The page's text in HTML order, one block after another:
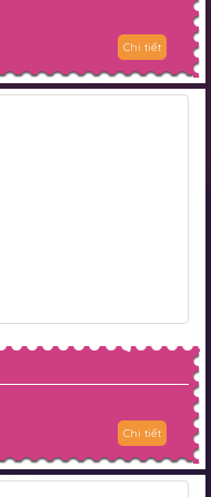
Chi tiết
Chi tiết